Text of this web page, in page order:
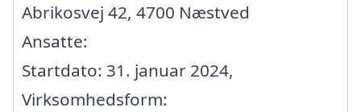
Abrikosvej 42, 4700 Næstved
Ansatte:
Startdato: 31. januar 2024,
Virksomhedsform: